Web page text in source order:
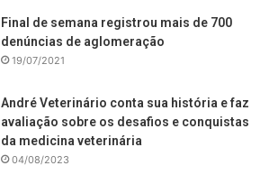
Final de semana registrou mais de 700
denúncias de aglomeração
19/07/2021
André Veterinário conta sua história e faz
avaliação sobre os desafios e conquistas
da medicina veterinária
04/08/2023